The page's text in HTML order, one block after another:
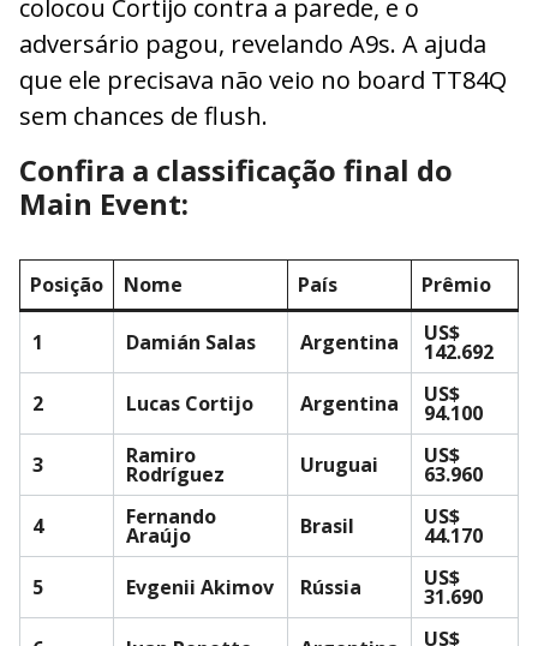
colocou Cortijo contra a parede, e o
adversário pagou, revelando A9s. A ajuda
que ele precisava não veio no board TT84Q
sem chances de flush.
Confira a classificação final do
Main Event:
Posição Nome País Prêmio
1 Damián Salas Argentina US$
142.692
2
Lucas Cortijo Argentina US$
94.100
3
Ramiro
Rodríguez Uruguai US$
63.960
4
Fernando
Araújo Brasil US$
44.170
5
Evgenii Akimov Rússia US$
31.690
US$